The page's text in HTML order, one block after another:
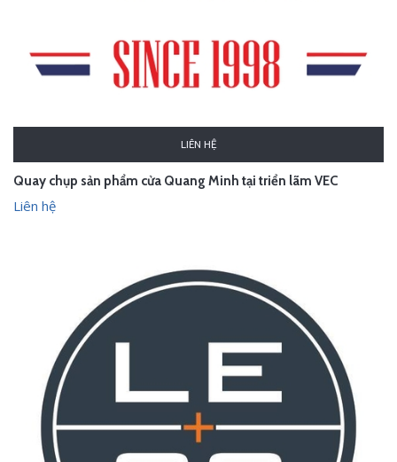
LIÊN HỆ
Quay chụp sản phẩm cửa Quang Minh tại triển lãm VEC
Liên hệ